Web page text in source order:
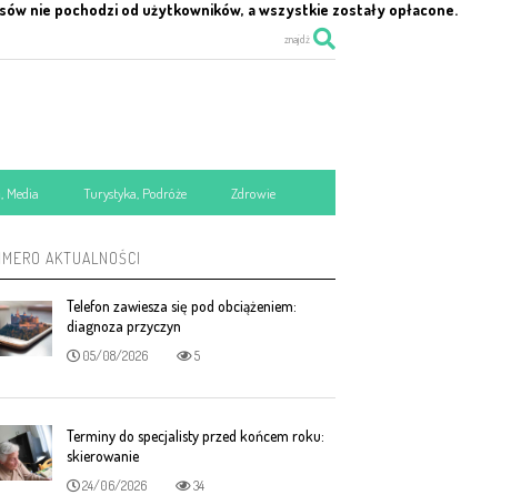
nie pochodzi od użytkowników, a wszystkie zostały opłacone.
znajdź
Media Turystyka, Podróże Zdrowie
AKTUALNOŚCI
Telefon zawiesza się pod obciążeniem:
diagnoza przyczyn
05/08/2026 5
Terminy do specjalisty przed końcem roku:
skierowanie
24/06/2026 34